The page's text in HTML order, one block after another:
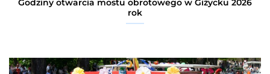
Godziny otwarcia mostu obrotowego w Giżycku 2026
rok